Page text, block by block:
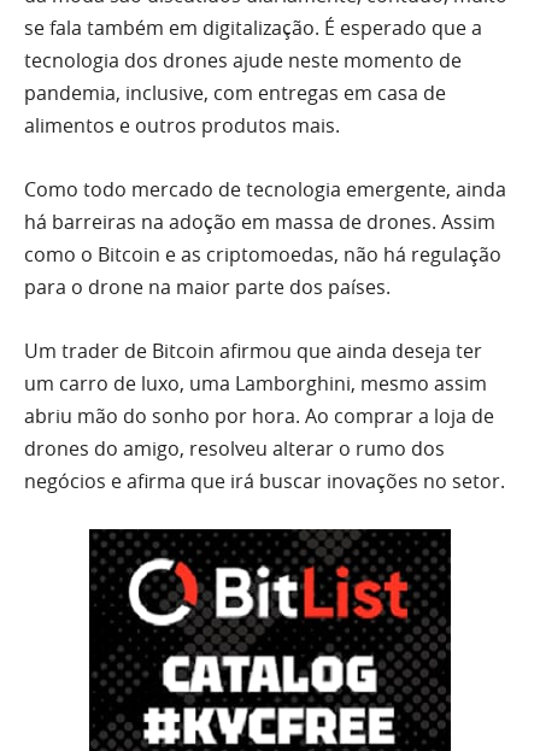
se fala também em digitalização. É esperado que a
tecnologia dos drones ajude neste momento de
pandemia, inclusive, com entregas em casa de
alimentos e outros produtos mais.
Como todo mercado de tecnologia emergente, ainda
há barreiras na adoção em massa de drones. Assim
como o Bitcoin e as criptomoedas, não há regulação
para o drone na maior parte dos países.
Um trader de Bitcoin afirmou que ainda deseja ter
um carro de luxo, uma Lamborghini, mesmo assim
abriu mão do sonho por hora. Ao comprar a loja de
drones do amigo, resolveu alterar o rumo dos
negócios e afirma que irá buscar inovações no setor.